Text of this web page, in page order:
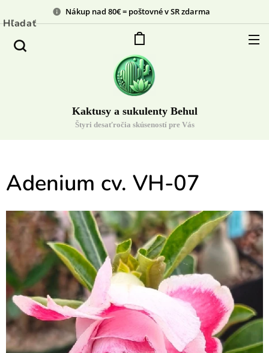
Nákup nad 80€ = poštovné v SR zdarma
Kaktusy a sukulenty Behul
Štyri desaťročia skúseností pre Vás
Hľadať
Adenium cv. VH-07